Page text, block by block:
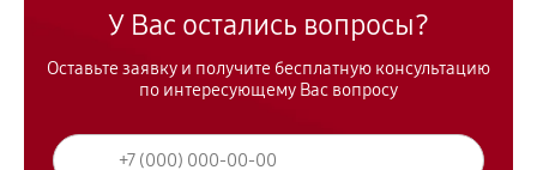
У Вас остались вопросы?
Оставьте заявку и получите бесплатную консультацию
по интересующему Вас вопросу